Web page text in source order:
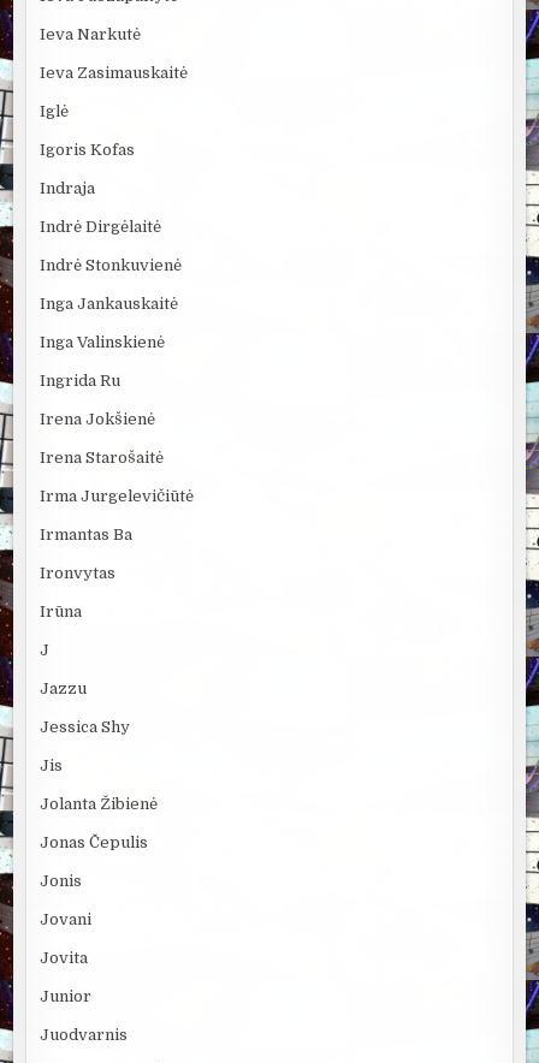
Ieva Narkutė
Ieva Zasimauskaitė
Iglė
Igoris Kofas
Indraja
Indrė Dirgėlaitė
Indrė Stonkuvienė
Inga Jankauskaitė
Inga Valinskienė
Ingrida Ru
Irena Jokšienė
Irena Starošaitė
Irma Jurgelevičiūtė
Irmantas Ba
Ironvytas
Irūna
J
Jazzu
Jessica Shy
Jis
Jolanta Žibienė
Jonas Čepulis
Jonis
Jovani
Jovita
Junior
Juodvarnis